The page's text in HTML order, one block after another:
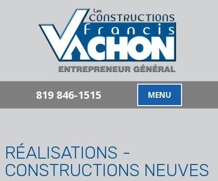
819 846-1515 MENU
RÉALISATIONS -
CONSTRUCTIONS NEUVES